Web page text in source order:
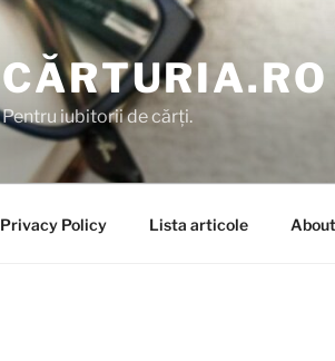
CĂRTURIA.RO
Pentru iubitorii de cărți.
Privacy Policy Lista articole About